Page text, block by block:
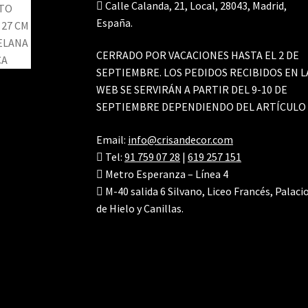
Calle Calanda, 21, Local, 28043, Madrid,
España.
CERRADO POR VACACIONES HASTA EL 2 DE
SEPTIEMBRE. LOS PEDIDOS RECIBIDOS EN
WEB SE SERVIRÁN A PARTIR DEL 9-10 DE
SEPTIEMBRE DEPENDIENDO DEL ARTÍCULO
Email: info@crisandecor.com
Tel:91 759 07 28 |619 257 151
Metro Esperanza – Línea 4
M-40 salida 6 Silvano, Liceo Francés,
de Hielo y Canillas.